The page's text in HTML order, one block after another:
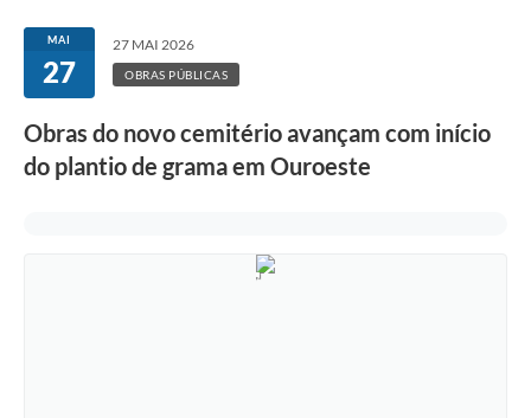
MAI
27
27 MAI 2026
OBRAS PÚBLICAS
Obras do novo cemitério avançam com início
do plantio de grama em Ouroeste